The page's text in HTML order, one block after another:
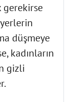
gerekirse
düşmeye
kadınların
gizli